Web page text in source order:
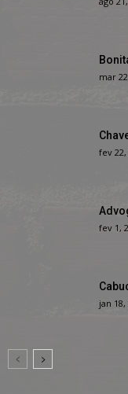
mar
fev 22,
fev 1,
jan 18,